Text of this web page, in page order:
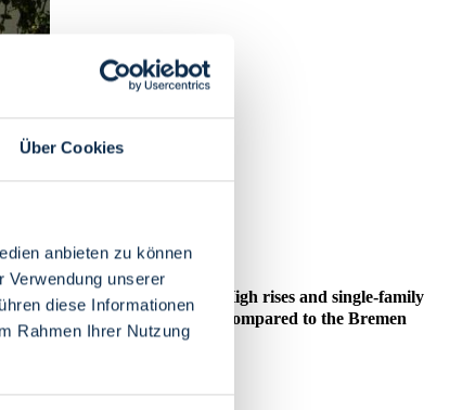
Über Cookies
anbieten zu können
Verwendung unserer
diese Informationen
Rahmen Ihrer Nutzung
as diverse building styles: High rises and single-family
are diverse as well - compared to the Bremen